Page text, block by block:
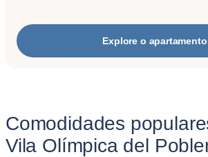
Explore o apartamento
Comodidades
Vila Olímpica del